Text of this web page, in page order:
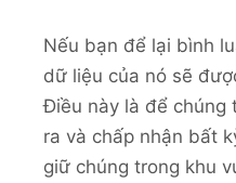
Nếu bạn để lại bình
dữ liệu của nó sẽ
Điều này là để chúng
ra và chấp nhận bất
giữ chúng trong khu